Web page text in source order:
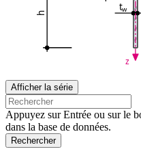
h tw
z
Afficher la série
Appuyez sur Entrée ou sur le
dans la base de données.
Rechercher